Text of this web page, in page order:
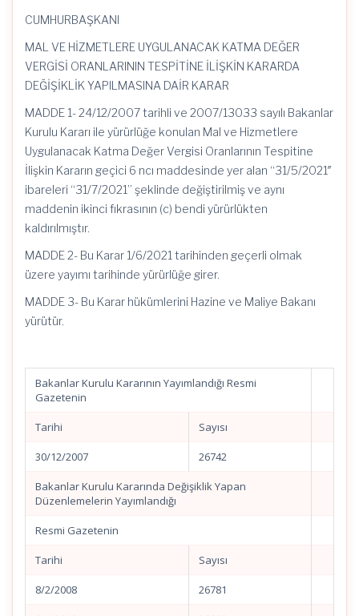
CUMHURBAŞKANI
MAL VE HİZMETLERE UYGULANACAK KATMA DEĞER
VERGİSİ ORANLARININ TESPİTİNE İLİŞKİN KARARDA
DEĞİŞİKLİK YAPILMASINA DAİR KARAR
MADDE 1- 24/12/2007 tarihli ve 2007/13033 sayılı Bakanlar
Kurulu Kararı ile yürürlüğe konulan Mal ve Hizmetlere
Uygulanacak Katma Değer Vergisi Oranlarının Tespitine
İlişkin Kararın geçici 6 ncı maddesinde yer alan “31/5/2021″
ibareleri “31/7/2021” şeklinde değiştirilmiş ve aynı
maddenin ikinci fıkrasının (c) bendi yürürlükten
kaldırılmıştır.
MADDE 2- Bu Karar 1/6/2021 tarihinden geçerli olmak
üzere yayımı tarihinde yürürlüğe girer.
MADDE 3- Bu Karar hükümlerini Hazine ve Maliye Bakanı
yürütür.
Bakanlar Kurulu Kararının Yayımlandığı Resmi
Gazetenin
Tarihi Sayısı
30/12/2007 26742
Bakanlar Kurulu Kararında Değişiklik Yapan
Düzenlemelerin Yayımlandığı
Resmi Gazetenin
Tarihi Sayısı
8/2/2008 26781